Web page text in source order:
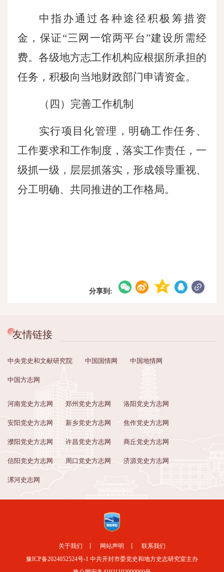
中指办通过各种途径积极筹措资
金，保证“三网一馆两平台”建设所需经
费。各级地方志工作机构应根据所承担的
任务，积极向当地财政部门申请资金。
（四）完善工作机制
实行项目化管理，明确工作任务、
工作要求和工作制度，落实工作责任，一
级抓一级，层层抓落实，形成领导重视、
分工明确、共同推进的工作格局。
分享到:
友情链接
中央党史和文献研究院 中国国情网 中国地情网
中国方志网
河南党史方志网 郑州党史方志网 洛阳党史方志网
安阳党史方志网 新乡党史方志网 焦作党史方志网
濮阳党史方志网 许昌党史方志网 商丘党史方志网
信阳党史方志网 周口党史方志网 济源党史方志网
漯河史志网
关于我们 网站声明
联系我们
豫ICP备2024052524号-1 中共开封市委党史和地方史志研究室主办